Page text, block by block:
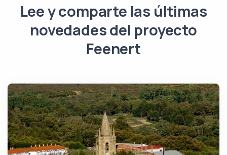
Lee y comparte las últimas
novedades del proyecto
Feenert